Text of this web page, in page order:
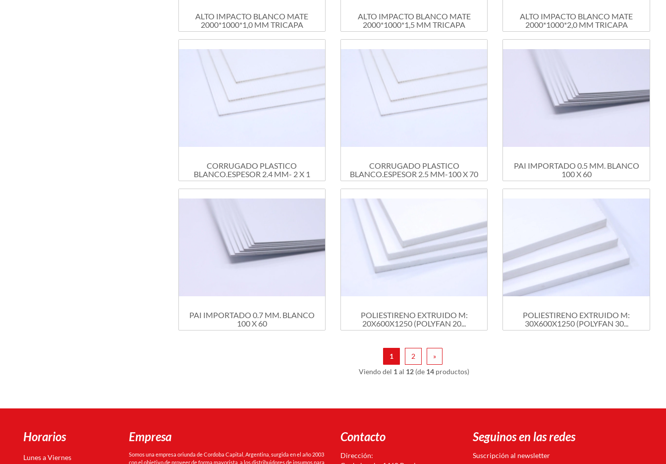
ALTO IMPACTO BLANCO MATE
2000*1000*1,0 MM TRICAPA
ALTO IMPACTO BLANCO MATE
2000*1000*1,5 MM TRICAPA
ALTO IMPACTO BLANCO MATE
2000*1000*2,0 MM TRICAPA
CORRUGADO PLASTICO
BLANCO.ESPESOR 2.4 MM- 2 X 1
CORRUGADO PLASTICO
BLANCO.ESPESOR 2.5 MM-100 X 70
PAI IMPORTADO 0.5 MM. BLANCO
100 X 60
PAI IMPORTADO 0.7 MM. BLANCO
100 X 60
POLIESTIRENO EXTRUIDO M:
20X600X1250 (POLYFAN 20...
POLIESTIRENO EXTRUIDO M:
30X600X1250 (POLYFAN 30...
1 2
»
Viendo del 1 al 12 (de 14 productos)
Horarios
Lunes a Viernes
Empresa
Somos una empresa oriunda de Cordoba Capital, Argentina, surgida en el año 2003
con el objetivo de proveer de forma mayorista, a los distribuidores de insumos para
Contacto
Dirección:
Seguinos en las redes
Suscripción al newsletter